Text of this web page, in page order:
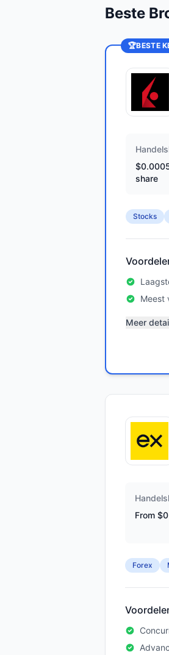
Beste
🏆BESTE
share
Stocks
Meest
Meer
From $0
Forex